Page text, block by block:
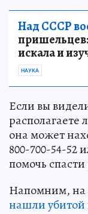
Над СССР
пришельцев:
искала и
НАУКА
Если вы
она может
800-700-54-52
помочь
Напомним, на
нашли убитой